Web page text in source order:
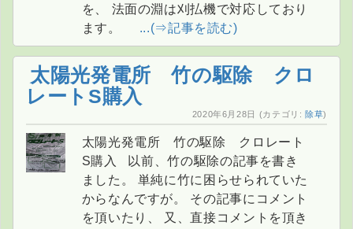
を、 法面の淵は刈払機で対応しており
...(⇒記事を読む)
太陽光発電所 竹の駆除 クロ
レートS購入
2020年6月28日 (カテゴリ:除草)
太陽光発電所 竹の駆除 クロレート
S購入 以前、竹の駆除の記事を書き
ました。 単純に竹に困らせられていた
からなんですが。 その記事にコメント
を頂いたり、 又、直接コメントを頂き